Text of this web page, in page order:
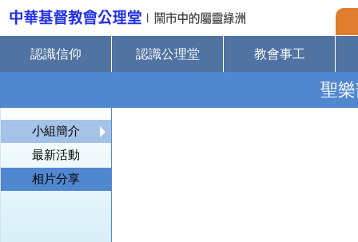
認識信仰 認識公理堂 教會事工
聖
小組簡介
最新活動
相片分享